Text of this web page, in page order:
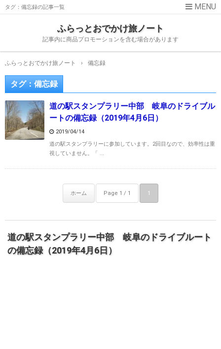
タグ：備忘録の記事一覧
ふらっとおでかけ旅ノート
記事内に商品プロモーションを含む場合があります
ふらっとおでかけ旅ノート › 備忘録
タグ：備忘録
道の駅スタンプラリー中部 岐阜のドライブル
ートの備忘録（2019年4月6日）
2019/04/14
道の駅スタンプラリーに参加しています。2回目なので、効率性は重
視していません。「 ...
ホーム Page 1 / 1 1
道の駅スタンプラリー中部 岐阜のドライブルート
の備忘録（2019年4月6日）